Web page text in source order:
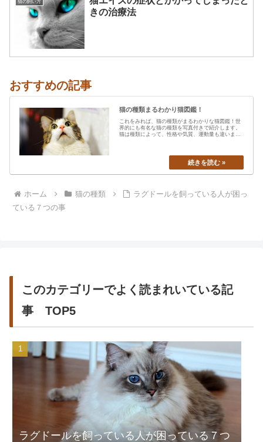
猫の飼い方
きの治療法
おすすめの記事
猫の種類まるわかり猫図鑑！
これをみれば、猫の種類がまるわかりな猫図鑑！世
界的にも有名な猫の種類を写真付きで紹介します。
猫は種類によって、性格や気質、運動量も違います
ホーム 猫の種類
ラグドールを飼っている人が困っ
ている７つの事
このカテゴリーでよく読まれいている記
事 TOP5
ラグドールを飼っている人が困っている７つ